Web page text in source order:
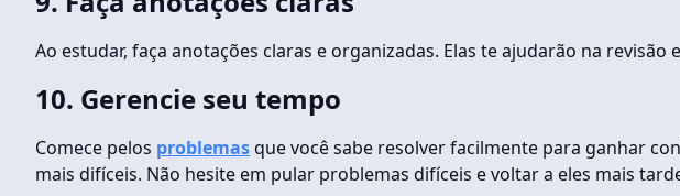
Ao estudar, faça anotações claras e organizadas. Elas te ajudarão na revisão
10. Gerencie seu tempo
Comece pelos problemasque você sabe resolver facilmente para ganhar
mais difíceis. Não hesite em pular problemas difíceis e voltar a eles mais